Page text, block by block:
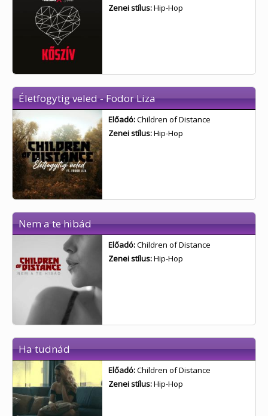
Zenei stílus:Hip-Hop
Életfogytig veled - Fodor Liza
Előadó:Children of Distance
Zenei stílus:Hip-Hop
Nem a te hibád
Előadó:Children of Distance
Zenei stílus:Hip-Hop
Ha tudnád
Előadó:Children of Distance
Zenei stílus:Hip-Hop